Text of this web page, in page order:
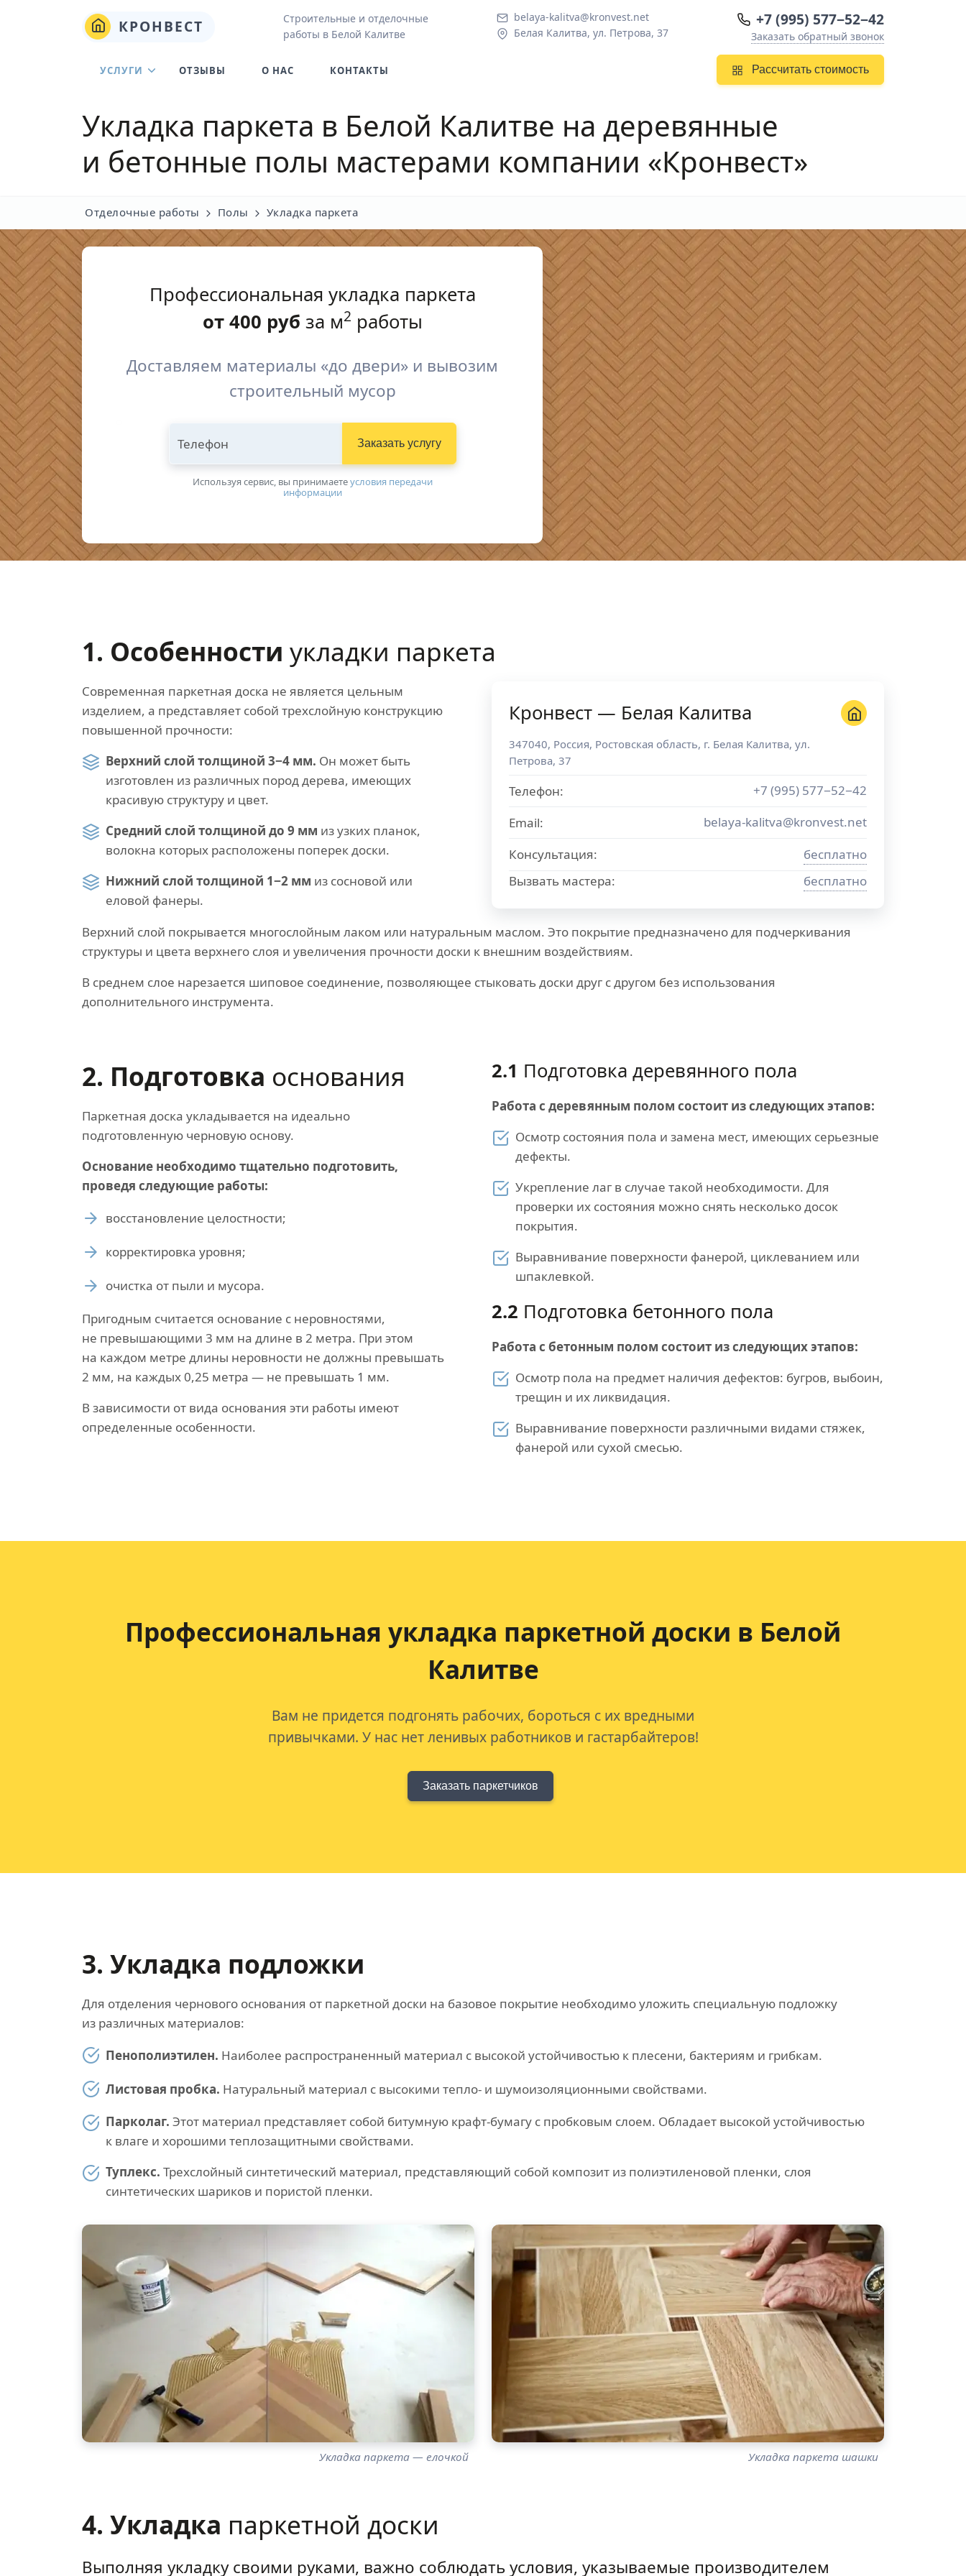
КРОНВЕСТ
Строительные и отделочные
работы в Белой Калитве
belaya-kalitva@kronvest.net
Белая Калитва, ул. Петрова, 37
+7 (995) 577−52−42
Заказать обратный звонок
Рассчитать стоимость
УСЛУГИ ОТЗЫВЫ О НАС КОНТАКТЫ
Укладка паркета в Белой Калитве на деревянные
и бетонные полы мастерами компании «Кронвест»
Отделочные работы Полы Укладка паркета
Профессиональная укладка паркета
от 400 руб за м2 работы
Доставляем материалы «до двери» и вывозим
строительный мусор
Телефон Заказать услугу
Используя сервис, вы принимаетeусловия передачи
информации
1. Особенности укладки паркета
Современная паркетная доска не является цельным
изделием, а представляет собой трехслойную конструкцию
повышенной прочности:
Верхний слой толщиной 3−4 мм. Он может быть
изготовлен из различных пород дерева, имеющих
красивую структуру и цвет.
Средний слой толщиной до 9 мм из узких планок,
волокна которых расположены поперек доски.
Нижний слой толщиной 1−2 мм из сосновой или
еловой фанеры.
Кронвест — Белая Калитва
347040, Россия, Ростовская область, г. Белая Калитва, ул.
Петрова, 37
Телефон:
+7 (995) 577−52−42
Email:
belaya-kalitva@kronvest.net
Консультация:
бесплатно
Вызвать мастера:
бесплатно
Верхний слой покрывается многослойным лаком или натуральным маслом. Это покрытие предназначено для подчеркивания
структуры и цвета верхнего слоя и увеличения прочности доски к внешним воздействиям.
В среднем слое нарезается шиповое соединение, позволяющее стыковать доски друг с другом без использования
дополнительного инструмента.
2. Подготовка основания
Паркетная доска укладывается на идеально
подготовленную черновую основу.
Основание необходимо тщательно подготовить,
проведя следующие работы:
восстановление целостности;
корректировка уровня;
очистка от пыли и мусора.
Пригодным считается основание с неровностями,
не превышающими 3 мм на длине в 2 метра. При этом
на каждом метре длины неровности не должны превышать
2 мм, на каждых 0,25 метра — не превышать 1 мм.
В зависимости от вида основания эти работы имеют
определенные особенности.
2.1 Подготовка деревянного пола
Работа с деревянным полом состоит из следующих этапов:
Осмотр состояния пола и замена мест, имеющих серьезные
дефекты.
Укрепление лаг в случае такой необходимости. Для
проверки их состояния можно снять несколько досок
покрытия.
Выравнивание поверхности фанерой, циклеванием или
шпаклевкой.
2.2 Подготовка бетонного пола
Работа с бетонным полом состоит из следующих этапов:
Осмотр пола на предмет наличия дефектов: бугров, выбоин,
трещин и их ликвидация.
Выравнивание поверхности различными видами стяжек,
фанерой или сухой смесью.
Профессиональная укладка паркетной доски в Белой
Калитве
Вам не придется подгонять рабочих, бороться с их вредными
привычками. У нас нет ленивых работников и гастарбайтеров!
Заказать паркетчиков
3. Укладка подложки
Для отделения чернового основания от паркетной доски на базовое покрытие необходимо уложить специальную подложку
из различных материалов:
Пенополиэтилен. Наиболее распространенный материал с высокой устойчивостью к плесени, бактериям и грибкам.
Листовая пробка. Натуральный материал с высокими тепло- и шумоизоляционными свойствами.
Парколаг. Этот материал представляет собой битумную крафт-бумагу с пробковым слоем. Обладает высокой устойчивостью
к влаге и хорошими теплозащитными свойствами.
Туплекс. Трехслойный синтетический материал, представляющий собой композит из полиэтиленовой пленки, слоя
синтетических шариков и пористой пленки.
Укладка паркета — елочкой Укладка паркета шашки
4. Укладка паркетной доски
Выполняя укладку своими руками, важно соблюдать условия, указываемые производителем